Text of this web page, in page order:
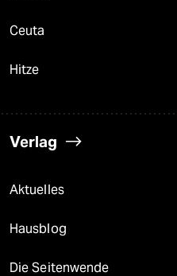
Ceuta
Hitze
Verlag
Aktuelles
Hausblog
Die Seitenwende